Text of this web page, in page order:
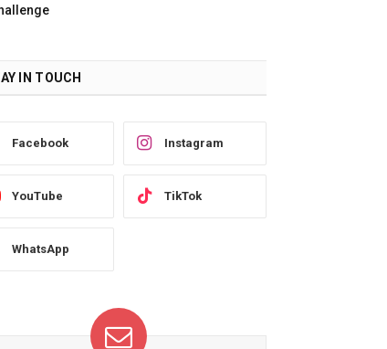
IN TOUCH
Facebook Instagram
YouTube TikTok
WhatsApp